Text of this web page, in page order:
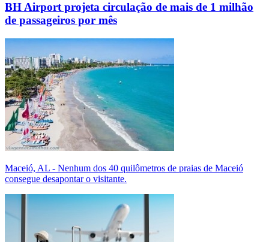
BH Airport projeta circulação de mais de 1 milhão
de passageiros por mês
Maceió, AL - Nenhum dos 40 quilômetros de praias de Maceió
consegue desapontar o visitante.